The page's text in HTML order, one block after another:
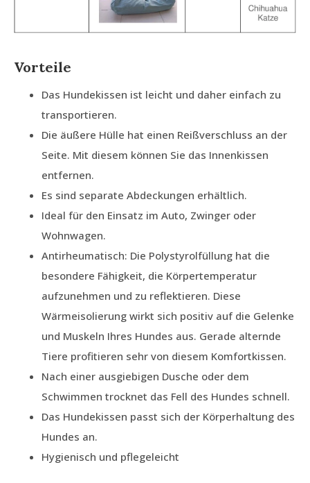
Vorteile
Das Hundekissen ist leicht und daher einfach zu
transportieren.
Die äußere Hülle hat einen Reißverschluss an der
Seite. Mit diesem können Sie das Innenkissen
entfernen.
Es sind separate Abdeckungen erhältlich.
Ideal für den Einsatz im Auto, Zwinger oder
Wohnwagen.
Antirheumatisch: Die Polystyrolfüllung hat die
besondere Fähigkeit, die Körpertemperatur
aufzunehmen und zu reflektieren. Diese
Wärmeisolierung wirkt sich positiv auf die Gelenke
und Muskeln Ihres Hundes aus. Gerade alternde
Tiere profitieren sehr von diesem Komfortkissen.
Nach einer ausgiebigen Dusche oder dem
Schwimmen trocknet das Fell des Hundes schnell.
Das Hundekissen passt sich der Körperhaltung des
Hundes an.
Hygienisch und pflegeleicht